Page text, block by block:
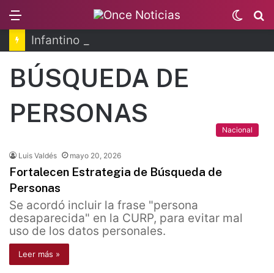
Switch
skin
BÚSQUEDA DE
PERSONAS
Nacional
Luis Valdés mayo 20, 2026
Fortalecen Estrategia de Búsqueda de
Personas
Se acordó incluir la frase "persona
desaparecida" en la CURP, para evitar mal
uso de los datos personales.
Leer más »